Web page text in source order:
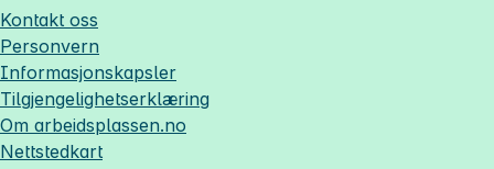
Kontakt oss
Personvern
Informasjonskapsler
Tilgjengelighetserklæring
Om arbeidsplassen.no
Nettstedkart